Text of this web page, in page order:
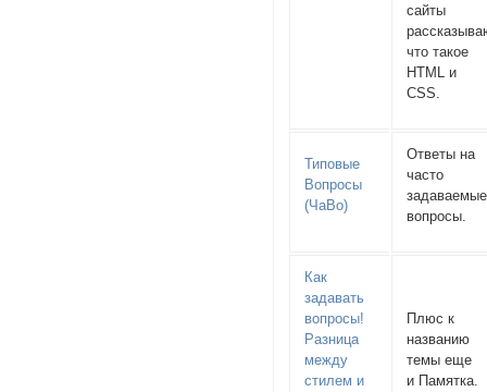
сайты
что такое
HTML и
CSS.
Типовые
Вопросы
(ЧаВо)
Ответы на
часто
задаваемые
вопросы.
Как
задавать
вопросы!
Разница
между
стилем и
Плюс к
названию
темы еще
и Памятка.